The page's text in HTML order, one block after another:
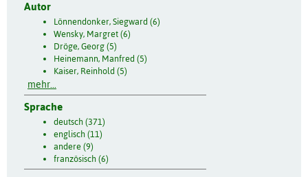
Autor
Lönnendonker, Siegward (6)
Wensky, Margret (6)
Dröge, Georg (5)
Heinemann, Manfred (5)
Kaiser, Reinhold (5)
mehr...
Sprache
deutsch (371)
englisch (11)
andere (9)
französisch (6)